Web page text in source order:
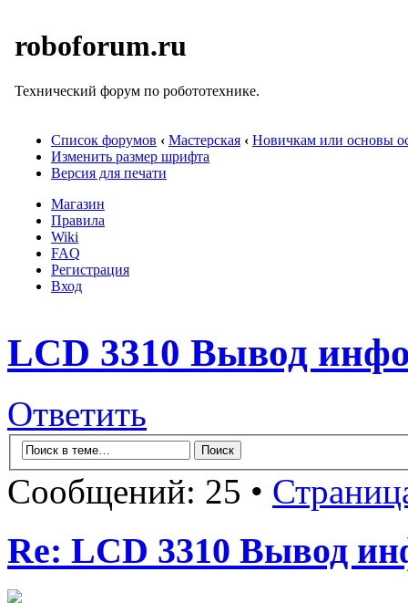
roboforum.ru
Технический форум по робототехнике.
Список форумов ‹ Мастерская ‹ Новичкам или основы
Изменить размер шрифта
Версия для печати
Магазин
Правила
Wiki
FAQ
Регистрация
Вход
LCD 3310 Вывод
Ответить
Сообщений: 25 •
Re: LCD 3310 Вывод